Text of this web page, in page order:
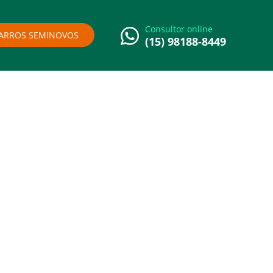
SEMINOVOS
Consultor online
(15) 98188-8449